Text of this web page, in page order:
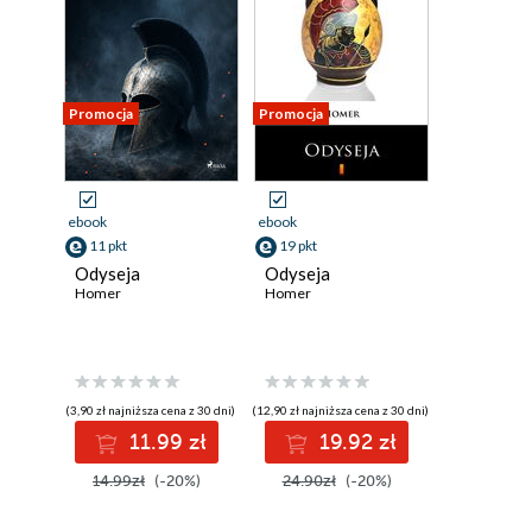
Promocja
ebook
11 pkt
Odyseja
Homer
(3,90 zł najniższa cena z 30 dni)
11.99 zł
14.99zł (-20%)
Promocja
ebook
19 pkt
Odyseja
Homer
(12,90 zł najniższa cena z 30 dni)
19.92 zł
24.90zł (-20%)